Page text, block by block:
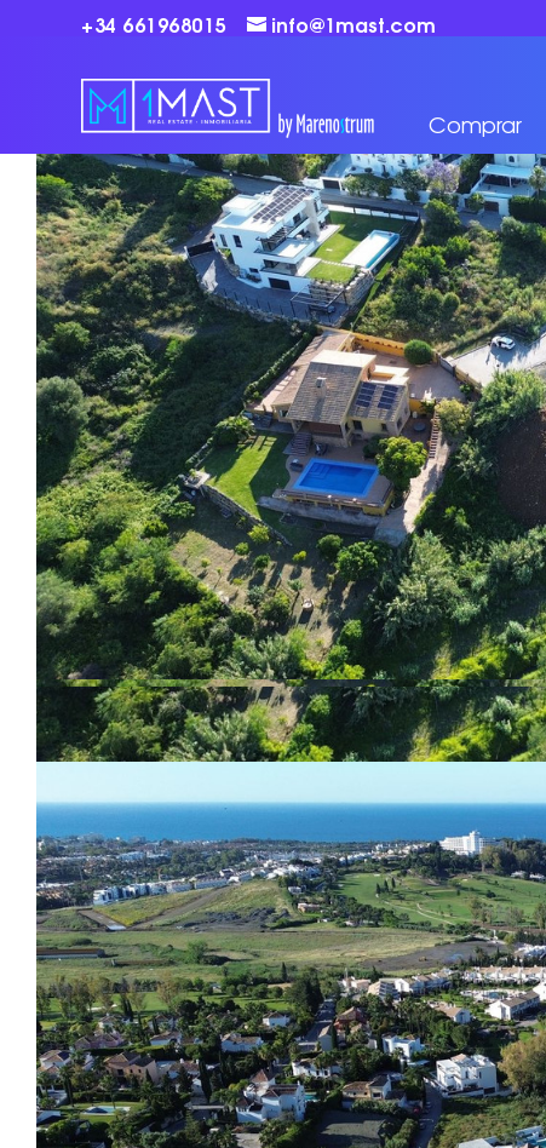
+34 661968015 info@1mast.com
Comprar